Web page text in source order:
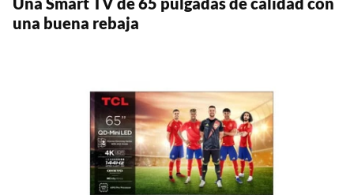
una buena rebaja